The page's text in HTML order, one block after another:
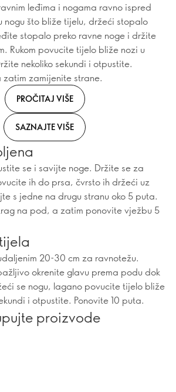
leđima i nogama ravno ispred
nogu što bliže tijelu, držeći stopalo
stopalo preko ravne noge i držite
Rukom povucite tijelo bliže nozi u
nekoliko sekundi i otpustite.
zatim zamijenite strane.
PROČITAJ VIŠE
SAZNAJTE VIŠE
se i savijte noge. Držite se za
ih do prsa, čvrsto ih držeći uz
s jedne na drugu stranu oko 5 puta.
na pod, a zatim ponovite vježbu 5
20-30 cm za ravnotežu.
okrenite glavu prema podu dok
se nogu, lagano povucite tijelo bliže
i otpustite. Ponovite 10 puta.
proizvode